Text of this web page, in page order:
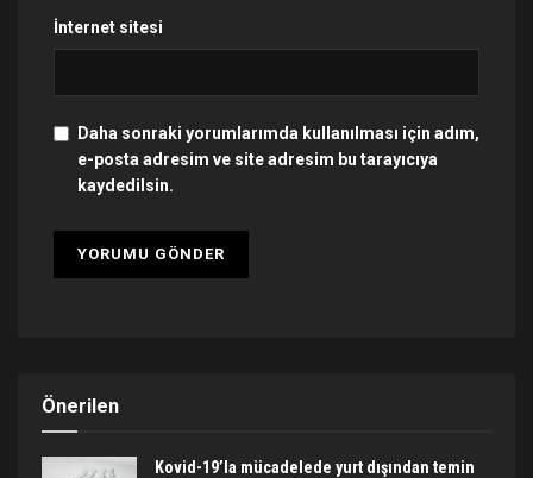
İnternet sitesi
Daha sonraki yorumlarımda kullanılması için adım,
e-posta adresim ve site adresim bu tarayıcıya
kaydedilsin.
Önerilen
Kovid-19’la mücadelede yurt dışından temin